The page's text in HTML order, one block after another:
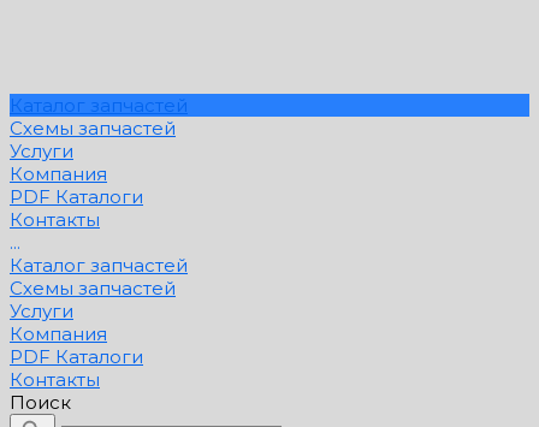
Каталог запчастей
Схемы запчастей
Услуги
Компания
PDF Каталоги
Контакты
...
Каталог запчастей
Схемы запчастей
Услуги
Компания
PDF Каталоги
Контакты
Поиск